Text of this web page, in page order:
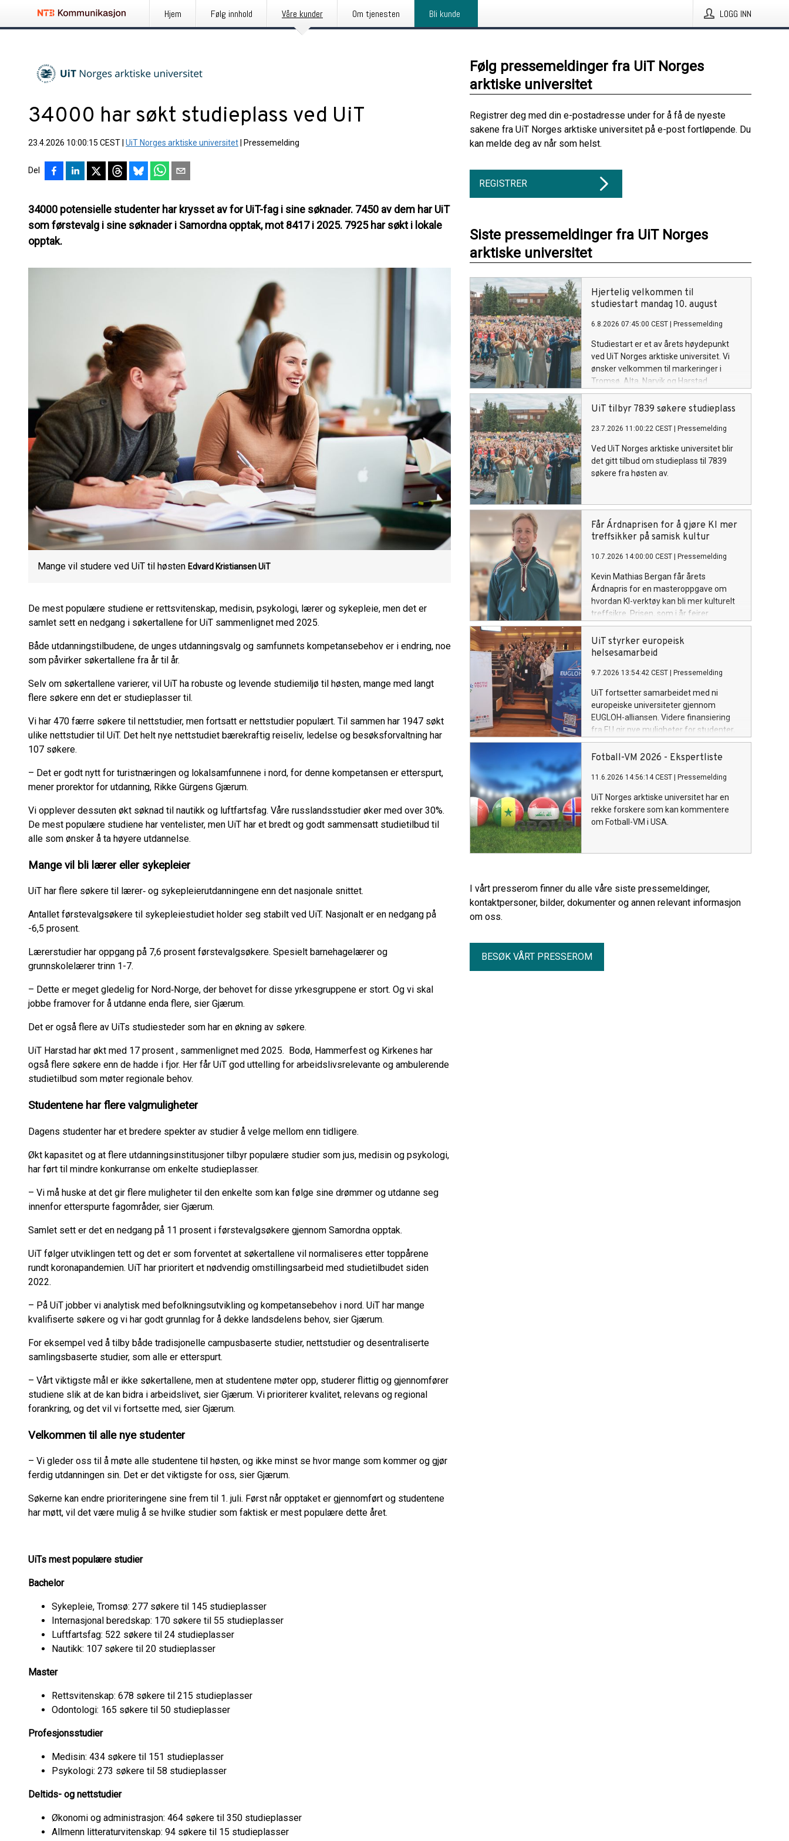
Hjem Følg innhold Våre kunder Om tjenesten Bli kunde LOGG INN
34000 har søkt studieplass ved UiT
23.4.2026 10:00:15 CEST UiT Norges arktiske universitet Pressemelding
Del
34000 potensielle studenter har krysset av for UiT-fag i sine søknader. 7450 av dem har UiT
som førstevalg i sine søknader i Samordna opptak, mot 8417 i 2025. 7925 har søkt i lokale
opptak.
Mange vil studere ved UiT til høsten Edvard KristiansenUiT
De mest populære studiene er rettsvitenskap, medisin, psykologi, lærer og sykepleie, men det er
samlet sett en nedgang i søkertallene for UiT sammenlignet med 2025.
Både utdanningstilbudene, de unges utdanningsvalg og samfunnets kompetansebehov er i endring, noe
som påvirker søkertallene fra år til år.
Selv om søkertallene varierer, vil UiT ha robuste og levende studiemiljø til høsten, mange med langt
flere søkere enn det er studieplasser til.
Vi har 470 færre søkere til nettstudier, men fortsatt er nettstudier populært. Til sammen har 1947 søkt
ulike nettstudier til UiT. Det helt nye nettstudiet bærekraftig reiseliv, ledelse og besøksforvaltning har
107 søkere.
– Det er godt nytt for turistnæringen og lokalsamfunnene i nord, for denne kompetansen er etterspurt,
mener prorektor for utdanning, Rikke Gürgens Gjærum.
Vi opplever dessuten økt søknad til nautikk og luftfartsfag. Våre russlandsstudier øker med over 30%.
De mest populære studiene har ventelister, men UiT har et bredt og godt sammensatt studietilbud til
alle som ønsker å ta høyere utdannelse.
Mange vil bli lærer eller sykepleier
UiT har flere søkere til lærer‑ og sykepleierutdanningene enn det nasjonale snittet.
Antallet førstevalgsøkere til sykepleiestudiet holder seg stabilt ved UiT. Nasjonalt er en nedgang på
-6,5 prosent.
Lærerstudier har oppgang på 7,6 prosent førstevalgsøkere. Spesielt barnehagelærer og
grunnskolelærer trinn 1-7.
– Dette er meget gledelig for Nord‑Norge, der behovet for disse yrkesgruppene er stort. Og vi skal
jobbe framover for å utdanne enda flere, sier Gjærum.
Det er også flere av UiTs studiesteder som har en økning av søkere.
UiT Harstad har økt med 17 prosent , sammenlignet med 2025. Bodø, Hammerfest og Kirkenes har
også flere søkere enn de hadde i fjor. Her får UiT god uttelling for arbeidslivsrelevante og ambulerende
studietilbud som møter regionale behov.
Studentene har flere valgmuligheter
Dagens studenter har et bredere spekter av studier å velge mellom enn tidligere.
Økt kapasitet og at flere utdanningsinstitusjoner tilbyr populære studier som jus, medisin og psykologi,
har ført til mindre konkurranse om enkelte studieplasser.
– Vi må huske at det gir flere muligheter til den enkelte som kan følge sine drømmer og utdanne seg
innenfor etterspurte fagområder, sier Gjærum.
Samlet sett er det en nedgang på 11 prosent i førstevalgsøkere gjennom Samordna opptak.
UiT følger utviklingen tett og det er som forventet at søkertallene vil normaliseres etter toppårene
rundt koronapandemien. UiT har prioritert et nødvendig omstillingsarbeid med studietilbudet siden
2022.
– På UiT jobber vi analytisk med befolkningsutvikling og kompetansebehov i nord. UiT har mange
kvalifiserte søkere og vi har godt grunnlag for å dekke landsdelens behov, sier Gjærum.
For eksempel ved å tilby både tradisjonelle campusbaserte studier, nettstudier og desentraliserte
samlingsbaserte studier, som alle er etterspurt.
– Vårt viktigste mål er ikke søkertallene, men at studentene møter opp, studerer flittig og gjennomfører
studiene slik at de kan bidra i arbeidslivet, sier Gjærum. Vi prioriterer kvalitet, relevans og regional
forankring, og det vil vi fortsette med, sier Gjærum.
Velkommen til alle nye studenter
– Vi gleder oss til å møte alle studentene til høsten, og ikke minst se hvor mange som kommer og gjør
ferdig utdanningen sin. Det er det viktigste for oss, sier Gjærum.
Søkerne kan endre prioriteringene sine frem til 1. juli. Først når opptaket er gjennomført og studentene
har møtt, vil det være mulig å se hvilke studier som faktisk er mest populære dette året.
UiTs mest populære studier
Bachelor
Sykepleie, Tromsø: 277 søkere til 145 studieplasser
Internasjonal beredskap: 170 søkere til 55 studieplasser
Luftfartsfag: 522 søkere til 24 studieplasser
Nautikk: 107 søkere til 20 studieplasser
Master
Rettsvitenskap: 678 søkere til 215 studieplasser
Odontologi: 165 søkere til 50 studieplasser
Profesjonsstudier
Medisin: 434 søkere til 151 studieplasser
Psykologi: 273 søkere til 58 studieplasser
Deltids- og nettstudier
Økonomi og administrasjon: 464 søkere til 350 studieplasser
Allmenn litteraturvitenskap: 94 søkere til 15 studieplasser
Følg pressemeldinger fra UiT Norges
arktiske universitet
Registrer deg med din e-postadresse under for å få de nyeste
sakene fra UiT Norges arktiske universitet på e-post fortløpende. Du
kan melde deg av når som helst.
REGISTRER
Siste pressemeldinger fra UiT Norges
arktiske universitet
Hjertelig velkommen til
studiestart mandag 10. august
6.8.2026 07:45:00 CEST Pressemelding
Studiestart er et av årets høydepunkt
ved UiT Norges arktiske universitet. Vi
ønsker velkommen til markeringer i
Tromsø, Alta, Narvik og Harstad.
UiT tilbyr 7839 søkere studieplass
23.7.2026 11:00:22 CEST Pressemelding
Ved UiT Norges arktiske universitet blir
det gitt tilbud om studieplass til 7839
søkere fra høsten av.
Får Árdnaprisen for å gjøre KI mer
treffsikker på samisk kultur
10.7.2026 14:00:00 CEST Pressemelding
Kevin Mathias Bergan får årets
Árdnapris for en masteroppgave om
hvordan KI-verktøy kan bli mer kulturelt
treffsikre. Prisen, som i år feirer
tiårsjubileum, deles ut under Riddu
Riđđu-festivalen.
UiT styrker europeisk
helsesamarbeid
9.7.2026 13:54:42 CEST Pressemelding
UiT fortsetter samarbeidet med ni
europeiske universiteter gjennom
EUGLOH-alliansen. Videre finansiering
fra EU gir nye muligheter for studenter,
ansatte og forskningsmiljøer ved UiT.
Fotball-VM 2026 - Ekspertliste
11.6.2026 14:56:14 CEST Pressemelding
UiT Norges arktiske universitet har en
rekke forskere som kan kommentere
om Fotball-VM i USA.
I vårt presserom finner du alle våre siste pressemeldinger,
kontaktpersoner, bilder, dokumenter og annen relevant informasjon
om oss.
BESØK VÅRT PRESSEROM